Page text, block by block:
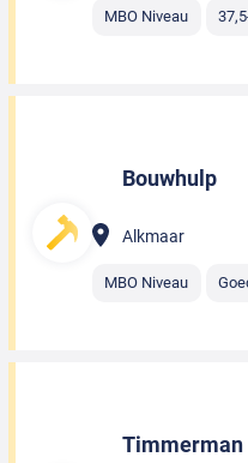
MBO Niveau
Bouwhulp
Alkmaar
MBO Niveau
Timmerman